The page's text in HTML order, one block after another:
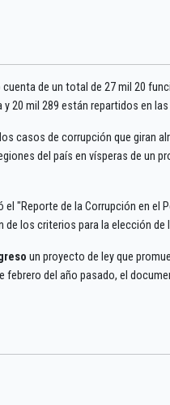
de un total de 27 mil 20
20 mil 289 están repartidos en
casos de corrupción que giran
del país en vísperas de un
"Reporte de la Corrupción en el
los criterios para la elección
un proyecto de ley que
del año pasado, el